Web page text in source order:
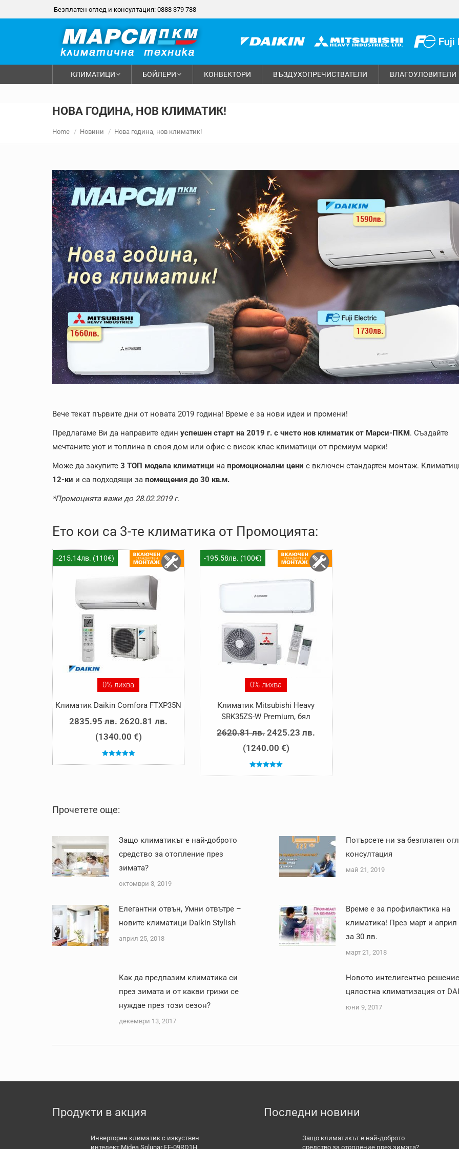
Безплатен оглед и консултация: 0888 379 788
КЛИМАТИЦИ БОЙЛЕРИ КОНВЕКТОРИ ВЪЗДУХОПРЕЧИСТВАТЕЛИ ВЛАГОУЛОВИТЕЛИ
НОВА ГОДИНА, НОВ КЛИМАТИК!
Home Новини Нова година, нов климатик!
Вече текат първите дни от новата 2019 година! Време е за нови идеи и промени!
Предлагаме Ви да направите един успешен старт на 2019 г. с чисто нов климатик от Марси-ПКМ. Създайте
мечтаните уют и топлина в своя дом или офис с висок клас климатици от премиум марки!
Може да закупите 3 ТОП модела климатици на промоционални цени с включен стандартен монтаж.
12-ки и са подходящи за помещения до 30 кв.м.
*Промоцията важи до 28.02.2019 г.
Ето кои са 3-те климатика от Промоцията:
-215.14лв. (110€)
0% лихва
Климатик Daikin Comfora FTXP35N
2835.95лв.Original
price
was:
2835.95 лв..
2620.81лв. Текущата
цена
2620.81 лв..
(1340.00 €)
-195.58лв. (100€)
0% лихва
Климатик Mitsubishi Heavy
SRK35ZS-W Premium, бял
2620.81лв.Original
price
was:
2620.81 лв..
2425.23лв. Текущата
цена
2425.23 лв..
(1240.00 €)
Прочетете още:
Защо климатикът е най-доброто
средство за отопление през
зимата?
октомври 3, 2019
Потърсете ни за безплатен
консултация
май 21, 2019
Елегантни отвън, Умни отвътре –
новите климатици Daikin Stylish
април 25, 2018
Време е за профилактика на
климатика! През март и
за 30 лв.
март 21, 2018
Как да предпазим климатика си
през зимата и от какви грижи се
нуждае през този сезон?
декември 13, 2017
Новото интелигентно
цялостна климатизация от
юни 9, 2017
Продукти в акция
Инверторен климатик с изкуствен
интелект Midea Solunar EF-09RD1H
Последни новини
Защо климатикът е най-доброто
средство за отопление през зимата?